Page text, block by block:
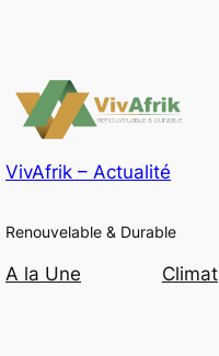
VivAfrik – Actualité
Renouvelable & Durable
A la Une Climat